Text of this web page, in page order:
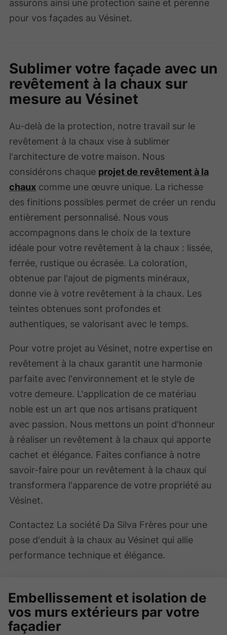
assurons ainsi une protection saine et pérenne
pour vos façades au Vésinet.
Sublimer votre façade avec un
revêtement à la chaux sur
mesure au Vésinet
Au-delà de la protection, notre travail sur le
revêtement à la chaux vise à sublimer
l'architecture de votre maison. Nous
considérons chaque projet de revêtement à la
chaux comme une œuvre unique. La richesse
des finitions possibles permet de créer un rendu
entièrement personnalisé. Nous vous
accompagnons dans le choix de la texture
idéale pour votre revêtement à la chaux : lissée,
ferrée, rustique ou écrasée. La coloration,
obtenue par l'ajout de pigments minéraux,
donne vie à votre revêtement à la chaux. Les
teintes obtenues sont profondes et
authentiques, se valorisant avec le temps.
Pour votre projet au Vésinet, notre expertise en
revêtement à la chaux garantit une harmonie
parfaite avec l'environnement et le style de
votre demeure. L'application de ce matériau
noble est un art que nos artisans pratiquent
avec passion. Nous mettons un point d'honneur
à réaliser un revêtement à la chaux qui apporte
cachet et élégance. Faites confiance à notre
savoir-faire pour un revêtement à la chaux qui
transformera l'apparence de votre propriété au
Vésinet.
Contactez La société Da Silva Frères pour une
pose d'enduit à la chaux au Vésinet qui allie
performance technique et élégance.
Embellissement et isolation de
vos murs extérieurs par votre
façadier